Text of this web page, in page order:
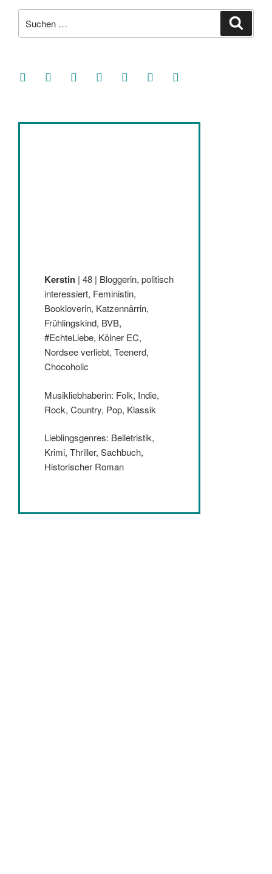
nach:
facebooksoundcloud
twitter mastodoninstagramthreads goodreads
Kerstin | 48 | Bloggerin, politisch
interessiert, Feministin,
Bookloverin, Katzennärrin,
Frühlingskind, BVB,
#EchteLiebe, Kölner EC,
Nordsee verliebt, Teenerd,
Chocoholic
Musikliebhaberin: Folk, Indie,
Rock, Country, Pop, Klassik
Lieblingsgenres: Belletristik,
Krimi, Thriller, Sachbuch,
Historischer Roman